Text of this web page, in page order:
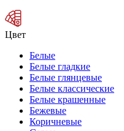
Цвет
Белые
Белые гладкие
Белые глянцевые
Белые классические
Белые крашенные
Бежевые
Коричневые